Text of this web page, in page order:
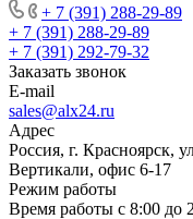
+ 7 (391) 288-29-89
+ 7 (391) 288-29-89
+ 7 (391) 292-79-32
Заказать звонок
E-mail
sales@alx24.ru
Адрес
Россия, г. Красноярск,
Вертикали, офис 6-17
Режим работы
Время работы с 8:00 до